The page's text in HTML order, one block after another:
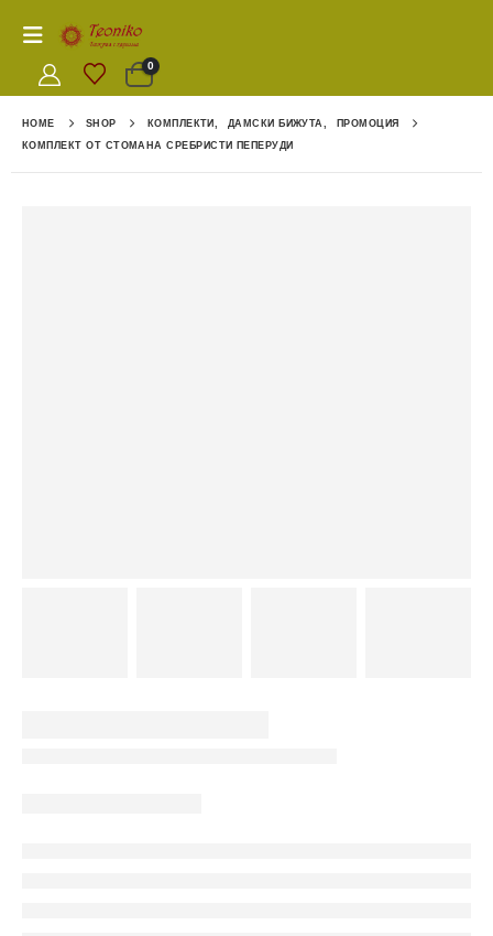
0
HOME SHOP КОМПЛЕКТИ ДАМСКИ БИЖУТА
ПРОМОЦИЯ
КОМПЛЕКТ ОТ СТОМАНА СРЕБРИСТИ ПЕПЕРУДИ